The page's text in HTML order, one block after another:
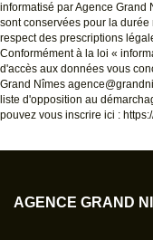
informatisé par Agence Grand
sont conservées pour la
respect des prescriptions
Conformément à la loi «
d'accès aux données vous
Grand Nîmes
liste d'opposition au
pouvez vous inscrire ici :
AGENCE GRAND